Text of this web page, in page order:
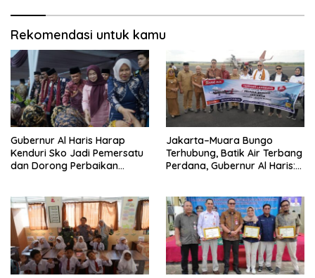
Rekomendasi untuk kamu
Gubernur Al Haris Harap
Kenduri Sko Jadi Pemersatu
dan Dorong Perbaikan
Jakarta–Muara Bungo
Terhubung, Batik Air Terbang
Perdana, Gubernur Al Haris: